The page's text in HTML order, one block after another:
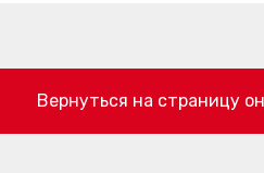
Вернуться на страницу